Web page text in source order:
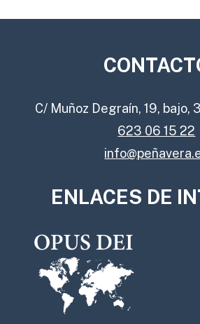
C/ Muñoz Degraín, 19, bajo,
623 06 15 22
ENLACES DE